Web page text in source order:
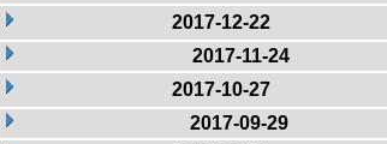
2017-12-22
2017-11-24
2017-10-27
2017-09-29